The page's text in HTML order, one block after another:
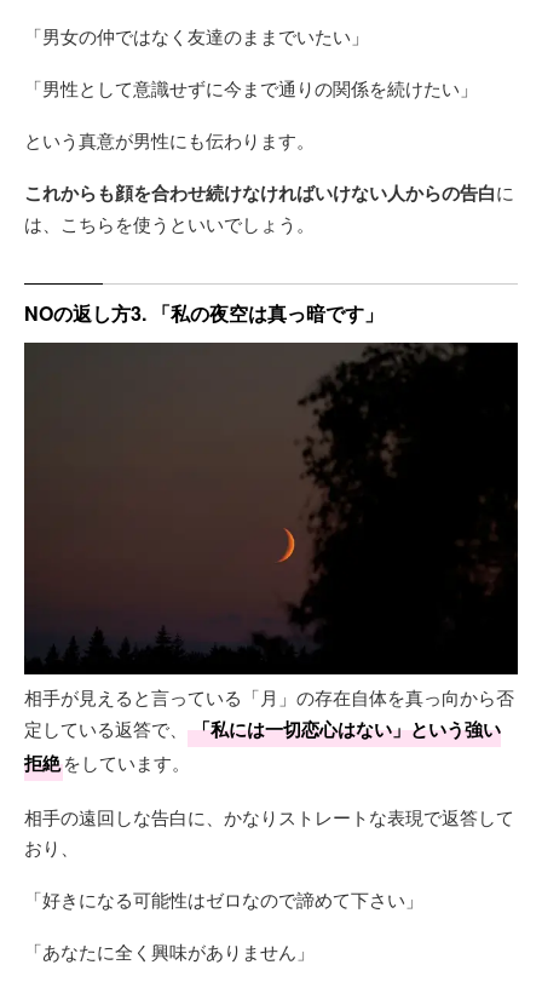
「男女の仲ではなく友達のままでいたい」
「男性として意識せずに今まで通りの関係を続けたい」
という真意が男性にも伝わります。
これからも顔を合わせ続けなければいけない人からの告白に
は、こちらを使うといいでしょう。
NOの返し方3. 「私の夜空は真っ暗です」
相手が見えると言っている「月」の存在自体を真っ向から否
定している返答で、
「私には一切恋心はない」という強い
拒絶をしています。
相手の遠回しな告白に、かなりストレートな表現で返答して
おり、
「好きになる可能性はゼロなので諦めて下さい」
「あなたに全く興味がありません」